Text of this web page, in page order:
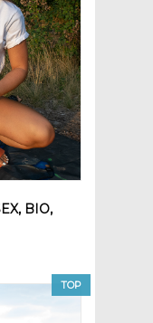
BIO,
TOP